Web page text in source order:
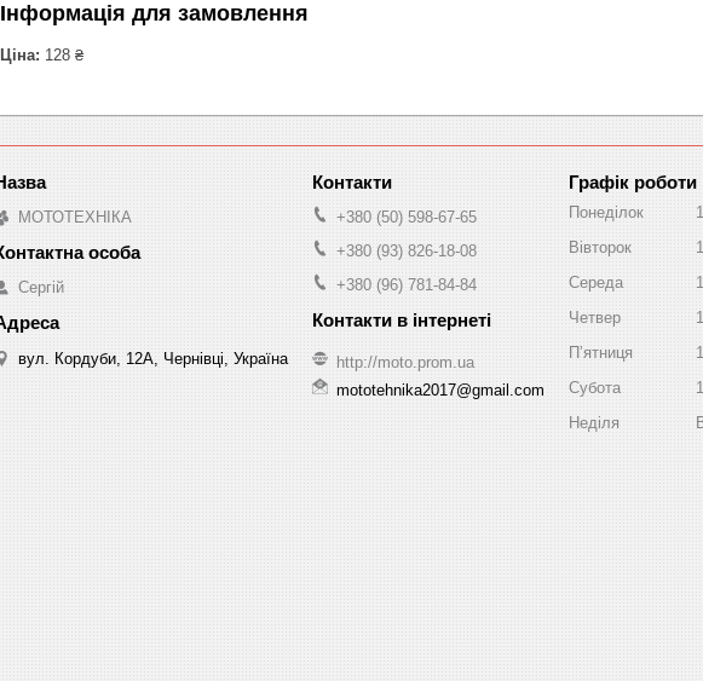
Інформація для замовлення
Ціна: 128 ₴
МОТОТЕХНІКА
Сергій
вул. Кордуби, 12А, Чернівці, Україна
+380 (50) 598-67-65
+380 (93) 826-18-08
+380 (96) 781-84-84
http://moto.prom.ua
mototehnika2017@gmail.com
Графік роботи
Понеділок
Вівторок
Середа
Четвер
Пʼятниця
Субота
Неділя